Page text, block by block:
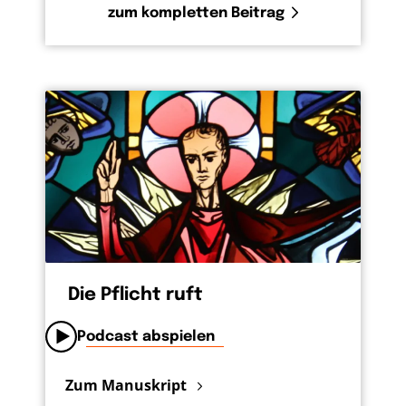
zum kompletten Beitrag
Die Pflicht ruft
Podcast abspielen
Zum Manuskript